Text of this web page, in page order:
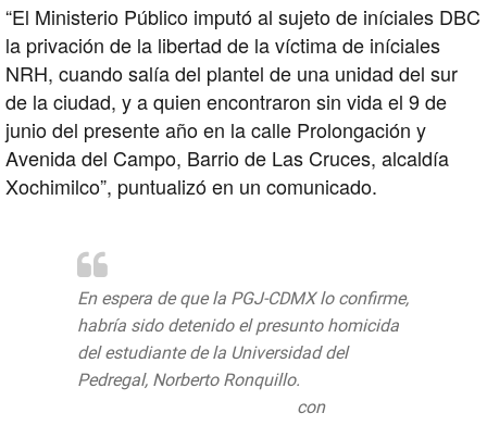
“El Ministerio Público imputó al sujeto de iníciales DBC
la privación de la libertad de la víctima de iníciales
NRH, cuando salía del plantel de una unidad del sur
de la ciudad, y a quien encontraron sin vida el 9 de
junio del presente año en la calle Prolongación y
Avenida del Campo, Barrio de Las Cruces, alcaldía
Xochimilco”, puntualizó en un comunicado.
En espera de que la PGJ-CDMX lo confirme,
habría sido detenido el presunto homicida
del estudiante de la Universidad del
Pedregal, Norberto Ronquillo.
con